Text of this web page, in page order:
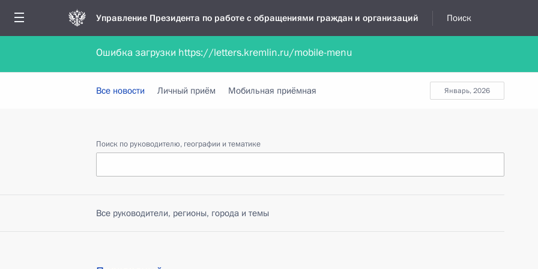
Управление Президента по работе с обращениями граждан и организаций Поиск
Обратиться в форме электронного документа Обратиться в устной форме
январь, 2026
Все новости Личный приём Мобильная приёмная
Поиск по руководителю, географии и тематике
Все руководители, регионы, города и темы
Ошибка загрузки https://letters.kremlin.ru/mobile-menu